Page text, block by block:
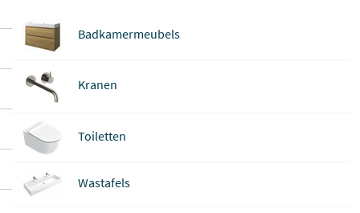
Badkamermeubels
Kranen
Toiletten
Wastafels